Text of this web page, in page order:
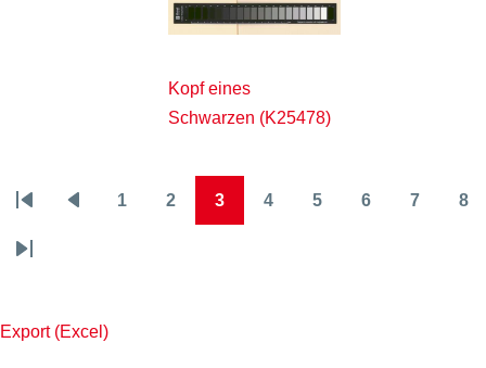
Kopf eines
Schwarzen (K25478)
Seitennummerierung
Seite
1 2 3 4 5 6 7 8
Letzte
Export (Excel)